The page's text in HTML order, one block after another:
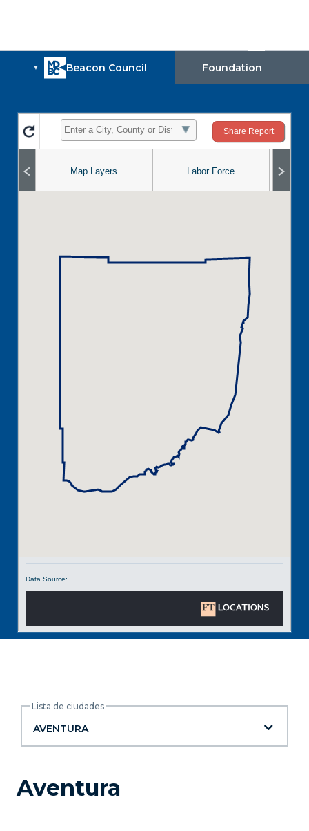
Lista de ciudades
AVENTURA
Lista de ciudades
Aventura